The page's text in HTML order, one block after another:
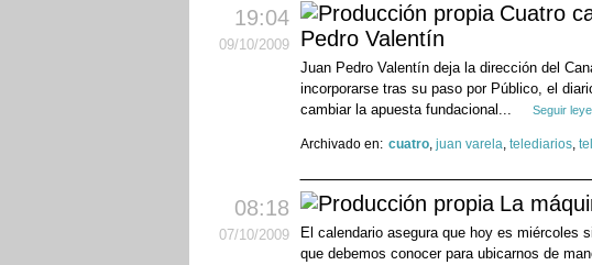
19:04
09/10/2009
Cuatro
Pedro Valentín
Juan Pedro Valentín deja la dirección del
incorporarse tras su paso por Público, el
cambiar la apuesta fundacional...
Seguir
Archivado en: cuatro, juan varela, telediarios,
08:18
07/10/2009
La
El calendario asegura que hoy es miércoles
que debemos conocer para ubicarnos de